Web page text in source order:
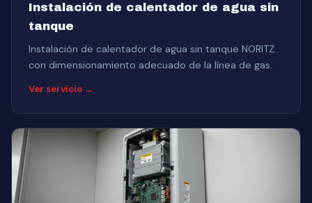
Instalación de calentador de agua sin
tanque
Instalación de calentador de agua sin tanque NORITZ
con dimensionamiento adecuado de la línea de gas.
Ver servicio →